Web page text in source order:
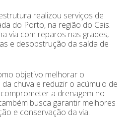
realizou serviços de
do Porto, na região do Cais.
via com reparos nas grades,
e desobstrução da saída de
objetivo melhorar o
chuva e reduzir o acúmulo de
a drenagem no
busca garantir melhores
e conservação da via.